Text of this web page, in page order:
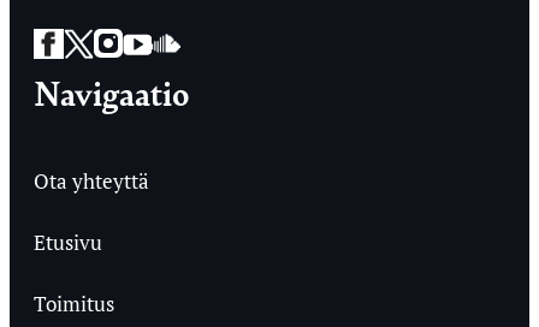
Facebook
Twitter
Instagram
YouTube
SoundCloud
Navigaatio
Ota yhteyttä
Etusivu
Toimitus